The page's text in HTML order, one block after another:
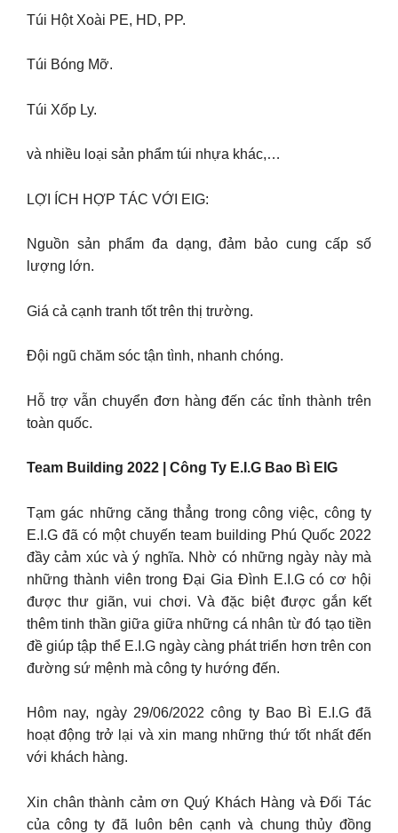
Túi Hột Xoài PE, HD, PP.
Túi Bóng Mỡ.
Túi Xốp Ly.
và nhiều loại sản phẩm túi nhựa khác,…
LỢI ÍCH HỢP TÁC VỚI EIG:
Nguồn sản phẩm đa dạng, đảm bảo cung cấp số
lượng lớn.
Giá cả cạnh tranh tốt trên thị trường.
Đội ngũ chăm sóc tận tình, nhanh chóng.
Hỗ trợ vẫn chuyển đơn hàng đến các tỉnh thành trên
toàn quốc.
Team Building 2022 | Công Ty E.I.G Bao Bì EIG
Tạm gác những căng thẳng trong công việc, công ty
E.I.G đã có một chuyến team building Phú Quốc 2022
đầy cảm xúc và ý nghĩa. Nhờ có những ngày này mà
những thành viên trong Đại Gia Đình E.I.G có cơ hội
được thư giãn, vui chơi. Và đặc biệt được gắn kết
thêm tinh thần giữa giữa những cá nhân từ đó tạo tiền
đề giúp tập thể E.I.G ngày càng phát triển hơn trên con
đường sứ mệnh mà công ty hướng đến.
Hôm nay, ngày 29/06/2022 công ty Bao Bì E.I.G đã
hoạt động trở lại và xin mang những thứ tốt nhất đến
với khách hàng.
Xin chân thành cảm ơn Quý Khách Hàng và Đối Tác
của công ty đã luôn bên cạnh và chung thủy đồng